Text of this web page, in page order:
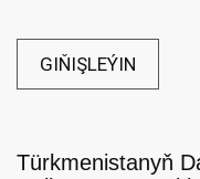
GIŇIŞLEÝIN
Türkmenistanyň